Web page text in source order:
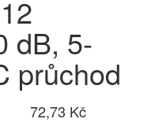
dB, 5-
průchod
72,73 Kč